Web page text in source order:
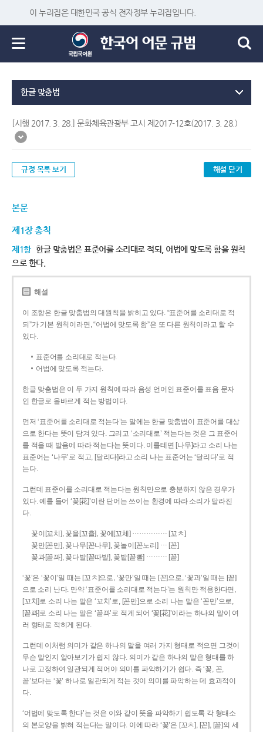
이 누리집은 대한민국 공식 전자정부 누리집입니다.
한글 맞춤법
[시행 2017. 3. 28.] 문화체육관광부 고시 제2017-12호(2017. 3. 28.)
규정 목록 보기 해설 닫기
본문
제1장 총칙
제1항 한글 맞춤법은 표준어를 소리대로 적되, 어법에 맞도록 함을 원칙
으로 한다.
해설
이 조항은 한글 맞춤법의 대원칙을 밝히고 있다. “표준어를 소리대로 적
되”가 기본 원칙이라면, “어법에 맞도록 함”은 또 다른 원칙이라고 할 수
있다.
표준어를 소리대로 적는다.
어법에 맞도록 적는다.
한글 맞춤법은 이 두 가지 원칙에 따라 음성 언어인 표준어를 표음 문자
인 한글로 올바르게 적는 방법이다.
먼저 ‘표준어를 소리대로 적는다’는 말에는 한글 맞춤법이 표준어를 대상
으로 한다는 뜻이 담겨 있다. 그리고 ‘소리대로’ 적는다는 것은 그 표준어
를 적을 때 발음에 따라 적는다는 뜻이다. 이를테면 [나무]라고 소리 나는
표준어는 ‘나무’로 적고, [달리다]라고 소리 나는 표준어는 ‘달리다’로 적
는다.
그런데 표준어를 소리대로 적는다는 원칙만으로 충분하지 않은 경우가
있다. 예를 들어 ‘꽃[花]’이란 단어는 쓰이는 환경에 따라 소리가 달라진
다.
꽃이[꼬치], 꽃을[꼬츨], 꽃에[꼬체] …………… [꼬ㅊ]
꽃만[꼰만], 꽃나무[꼰나무], 꽃놀이[꼰노리] … [꼰]
꽃과[꼳꽈], 꽃다발[꼳따발], 꽃밭[꼳빧] ……… [꼳]
‘꽃’은 ‘꽃이’일 때는 [꼬ㅊ]으로, ‘꽃만’일 때는 [꼰]으로, ‘꽃과’일 때는 [꼳]
으로 소리 난다. 만약 ‘표준어를 소리대로 적는다’는 원칙만 적용한다면,
[꼬치]로 소리 나는 말은 ‘꼬치’로, [꼰만]으로 소리 나는 말은 ‘꼰만’으로,
[꼳꽈]로 소리 나는 말은 ‘꼳꽈’로 적게 되어 ‘꽃[花]’이라는 하나의 말이 여
러 형태로 적히게 된다.
그런데 이처럼 의미가 같은 하나의 말을 여러 가지 형태로 적으면 그것이
무슨 말인지 알아보기가 쉽지 않다. 의미가 같은 하나의 말은 형태를 하
나로 고정하여 일관되게 적어야 의미를 파악하기가 쉽다. 즉 ‘꽃, 꼰,
꼳’보다는 ‘꽃’ 하나로 일관되게 적는 것이 의미를 파악하는 데 효과적이
다.
‘어법에 맞도록 한다’는 것은 이와 같이 뜻을 파악하기 쉽도록 각 형태소
의 본모양을 밝혀 적는다는 말이다. 이에 따라 ‘꽃’은 [꼬ㅊ], [꼰], [꼳]의 세